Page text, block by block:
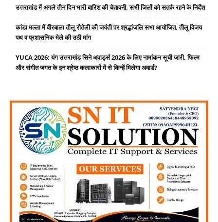
उत्तराखंड में अगले तीन दिन भारी बारिश की चेतावनी, सभी जिलों को सतर्क रहने के निर्देश
कांडा मल्ला में वीरबाला तीलू रौतेली की जयंती पर श्रद्धांजलि सभा आयोजित, तीलू विजय
पथ व प्रशासनिक मेले की उठी मांग
YUCA 2026: यंग उत्तराखंड सिने अवार्ड्स 2026 के लिए नामांकन सूची जारी, फिल्म
और संगीत जगत के इन श्रेष्ठ कलाकारों में से किन्हें मिलेगा अवार्ड?